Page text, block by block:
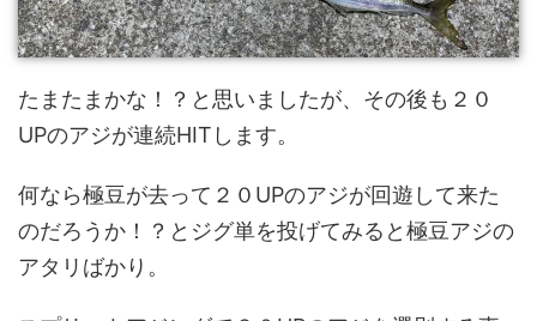
たまたまかな！？と思いましたが、その後も２０
UPのアジが連続HITします。
何なら極豆が去って２０UPのアジが回遊して来た
のだろうか！？とジグ単を投げてみると極豆アジの
アタリばかり。